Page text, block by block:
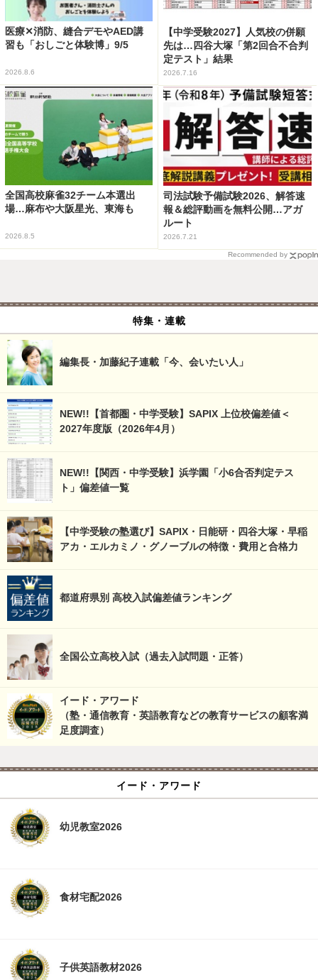
医療✕消防、縫合デモやAED講
習も「おしごと体験博」9/5
2026.8.6
【中学受験2027】人気校の併願
先は…四谷大塚「第2回合不合判
定テスト」結果
2026.7.16
全国高校麻雀32チーム本選出
場…麻布や大阪星光、東海も
2026.8.5
司法試験予備試験2026、解答速
報＆総評動画を無料公開…アガ
ルート
2026.7.21
Recommended by
特集・連載
編集長・加藤紀子連載「今、会いたい人」
NEW!!【首都圏・中学受験】SAPIX 上位校偏差値＜
2027年度版（2026年4月）
NEW!!【関西・中学受験】浜学園「小6合否判定テス
ト」偏差値一覧
【中学受験の塾選び】SAPIX・日能研・四谷大塚・早稲
アカ・エルカミノ・グノーブルの特徴・費用と合格力
都道府県別 高校入試偏差値ランキング
全国公立高校入試（過去入試問題・正答）
イード・アワード
（塾・通信教育・英語教育などの教育サービスの顧客満
足度調査）
イード・アワード
幼児教室2026
食材宅配2026
子供英語教材2026